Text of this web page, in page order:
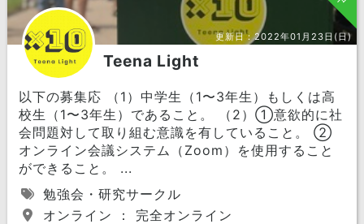
更新日：2022年01月23日(日)
Teena Light
以下の募集応 （1）中学生（1〜3年生）もしくは高
校生（1〜3年生）であること。 （2）①意欲的に社
会問題対して取り組む意識を有していること。 ②
オンライン会議システム（Zoom）を使用すること
ができること。 ...
勉強会・研究サークル
オンライン ： 完全オンライン